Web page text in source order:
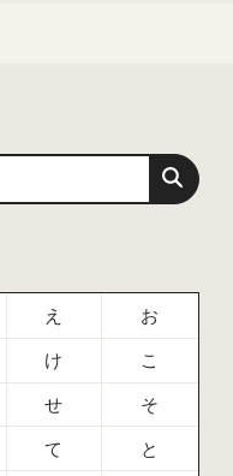
え お
け こ
せ そ
て と